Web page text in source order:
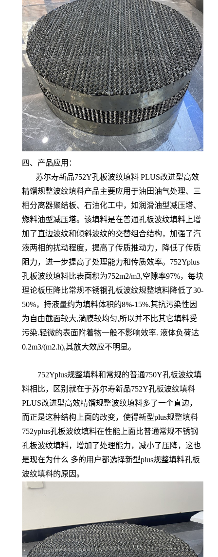
四、产品应用：
苏尔寿新品752Y孔板波纹填料 PLUS改进型高效
精馏规整波纹填料产品主要应用于油田油气处理、三
相分离器聚结板、石油化工中，如润滑油型减压塔、
燃料油型减压塔。该填料是在普通孔板波纹填料上增
加了直边波纹和倾斜波纹的交替组合结构，加强了汽
液两相的扰动程度，提高了传质推动力，降低了传质
阻力，进一步提高了处理能力和传质效率。752Yplus
孔板波纹填料比表面积为752m2/m3,空隙率97%，每块
理论板压降比常规不锈钢孔板波纹规整填料降低了30-
50%，持液量约为填料体积的8%-15%.其抗污染性因
为自由截面较大,淌膜较均匀,所以并不比其它填料受
污染.轻微的表面附着物一般不影响效率. 液体负荷达
0.2m3/(m2.h),其放大效应不明显。
752Yplus规整填料和常规的普通750Y孔板波纹填
料相比，区别就在于苏尔寿新品752Y孔板波纹填料
PLUS改进型高效精馏规整波纹填料多了一个直边，
而正是这种结构上面的改变，使得新型plus规整填料
752yplus孔板波纹填料在性能上面比普通常规不锈钢
孔板波纹填料，增加了处理能力，减小了压降，这也
是现在为什么 多的用户都选择新型plus规整填料孔板
波纹填料的原因。